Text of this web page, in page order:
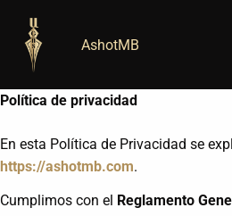
content
AshotMB
Política de privacidad
En esta Política de Privacidad se
https://ashotmb.com.
Cumplimos con el Reglamento